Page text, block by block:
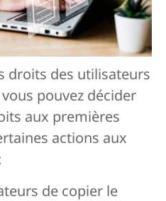
droits des utilisateurs
pouvez décider
aux premières
actions aux
de copier le